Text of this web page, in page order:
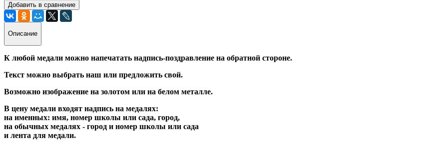
Добавить в сравнение
Описание
К любой медали можно напечатать надпись-поздравление на обратной стороне.
Текст можно выбрать наш или предложить свой.
Возможно изображение на золотом или на белом металле.
В цену медали входят надпись на медалях:
на именных: имя, номер школы или сада, город,
на обычных медалях - город и номер школы или сада
и лента для медали.